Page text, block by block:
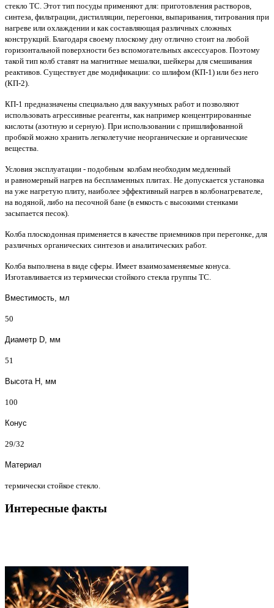
стекло ТС. Этот тип посуды применяют для: приготовления растворов,
синтеза, фильтрации, дистилляции, перегонки, выпаривания, титрования при
нагреве или охлаждении и как составляющая различных сложных
конструкций. Благодаря своему плоскому дну отлично стоит на любой
горизонтальной поверхности без вспомогательных аксессуаров. Поэтому
такой тип колб ставят на магнитные мешалки, шейкеры для смешивания
реактивов. Существует две модификации: со шлифом (КП-1) или без него
(КП-2).
КП-1 предназначены специально для вакуумных работ и позволяют
использовать агрессивные реагенты, как например концентрированные
кислоты (азотную и серную). При использовании с пришлифованной
пробкой можно хранить легколетучие неорганические и органические
вещества.
Условия эксплуатации - подобным колбам необходим медленный
и равномерный нагрев на беспламенных плитах. Не допускается установка
на уже нагретую плиту, наиболее эффективный нагрев в колбонагревателе,
на водяной, либо на песочной бане (в емкость с высокими стенками
засыпается песок).
Колба плоскодонная применяется в качестве приемников при перегонке, для
различных органических синтезов и аналитических работ.
Колба выполнена в виде сферы. Имеет взаимозаменяемые конуса.
Изготавливается из термически стойкого стекла группы ТС.
Вместимость, мл
50
Диаметр D, мм
51
Высота H, мм
100
Конус
29/32
Материал
термически стойкое стекло.
Интересные факты